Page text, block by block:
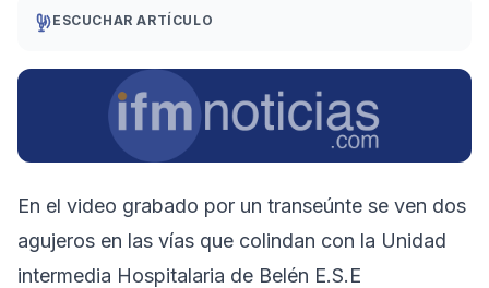
ESCUCHAR ARTÍCULO
En el video grabado por un transeúnte se ven dos
agujeros en las vías que colindan con la Unidad
intermedia Hospitalaria de Belén E.S.E